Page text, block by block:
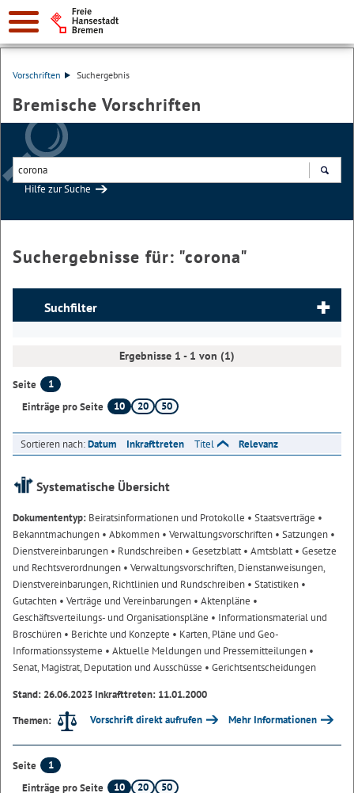
Vorschriften Suchergebnis
Bremische Vorschriften
Hilfe zur Suche
Suchergebnisse für: "corona"
Suchfilter
Ergebnisse 1 - 1 von (1)
Seite
1
Einträge pro Seite
10 20 50
Sortieren nach:Datum Inkrafttreten Titel Relevanz
Systematische Übersicht
Dokumententyp: Beiratsinformationen und Protokolle • Staatsverträge •
Bekanntmachungen • Abkommen • Verwaltungsvorschriften • Satzungen •
Dienstvereinbarungen • Rundschreiben • Gesetzblatt• Amtsblatt• Gesetze
und Rechtsverordnungen • Verwaltungsvorschriften, Dienstanweisungen,
Dienstvereinbarungen, Richtlinien und Rundschreiben • Statistiken •
Gutachten • Verträge und Vereinbarungen • Aktenpläne •
Geschäftsverteilungs- und Organisationspläne • Informationsmaterial und
Broschüren • Berichte und Konzepte • Karten, Pläne und Geo-
Informationssysteme • Aktuelle Meldungen und Pressemitteilungen •
Senat, Magistrat, Deputation und Ausschüsse • Gerichtsentscheidungen
Stand: 26.06.2023 Inkrafttreten: 11.01.2000
Themen:
Vorschrift direkt aufrufen Mehr Informationen
Seite
1
Einträge pro Seite
10 20 50